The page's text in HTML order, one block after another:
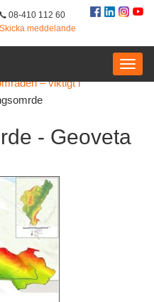
08-410 112 60
Skicka meddelande
– viktigt i
- Geoveta